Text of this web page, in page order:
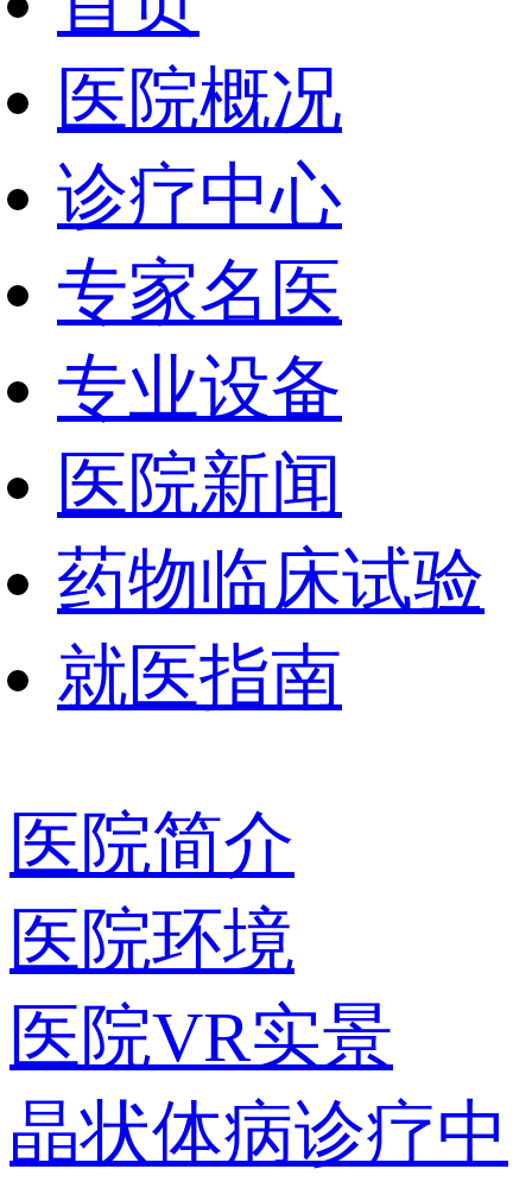
医院概况
诊疗中心
专家名医
专业设备
医院新闻
药物临床试验
就医指南
医院简介
医院环境
医院VR实景
晶状体病诊疗中